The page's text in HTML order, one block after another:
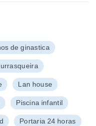
de ginastica
Lan house
Piscina infantil
Portaria 24 horas